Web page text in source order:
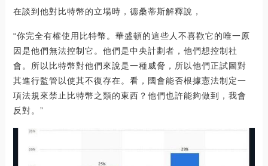
在談到他對比特幣的立場時，德桑蒂斯解釋說，
“你完全有權使用比特幣。華盛頓的這些人不喜歡它的唯一原
因是他們無法控制它。他們是中央計劃者，他們想控制社
會。所以比特幣對他們來說是一種威脅，所以他們正試圖對
其進行監管以使其不復存在。看，國會能否根據憲法制定一
項法規來禁止比特幣之類的東西？他們也許能夠做到，我會
反對。”